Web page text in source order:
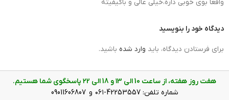
واقعا بوی خوبی داره،خیلی عالی و باکیفیته
دیدگاه خود را بنویسید
برای فرستادن دیدگاه، باید وارد شده باشید.
هفت روز هفته، از ساعت 10 الی ۱3 و 18 الی ۲2 پاسخگوی شما هستیم.
شماره تلفن: 42253557-۰۶۱ و 09011606807